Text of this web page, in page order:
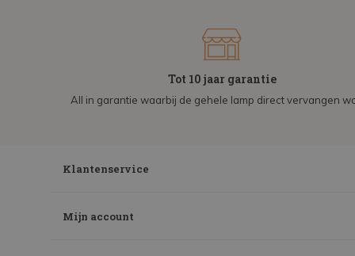
Tot 10 jaar garantie
All in garantie waarbij de gehele lamp direct vervangen
Klantenservice
Mijn account